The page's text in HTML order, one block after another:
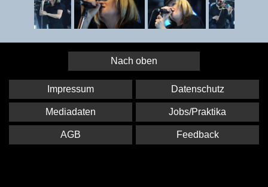
Nach oben
Impressum Datenschutz
Mediadaten Jobs/Praktika
AGB Feedback